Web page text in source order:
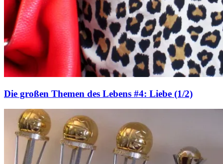
Die großen Themen des Lebens #4: Liebe (1/2)